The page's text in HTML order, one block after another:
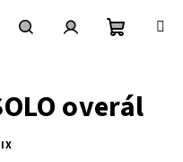
overál